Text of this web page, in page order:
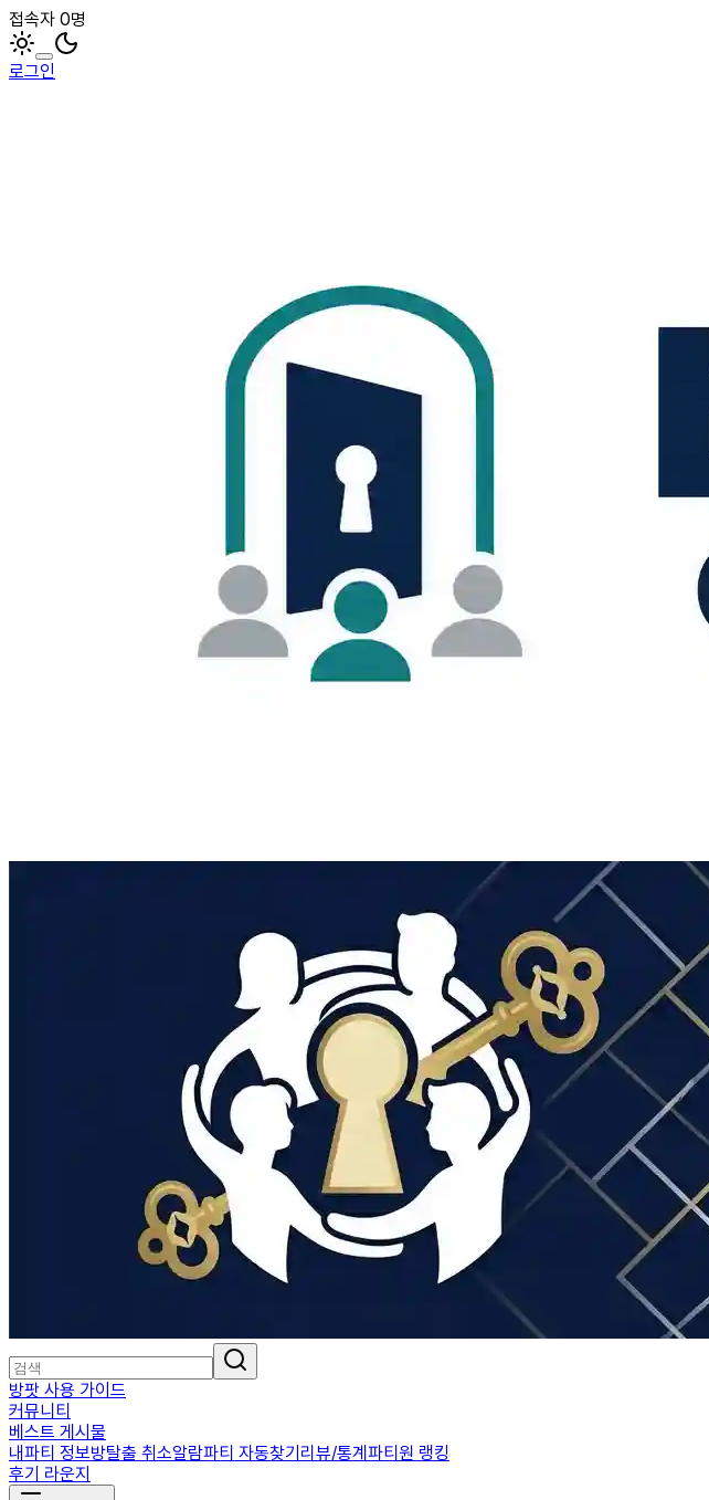
접속자 0명
로그인
방팟 사용 가이드
커뮤니티
베스트 게시물
내파티 정보방탈출 취소알람파티 자동찾기리뷰/통계파티원 랭킹
후기 라운지